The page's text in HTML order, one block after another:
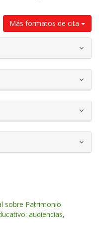
Más formatos de cita
sobre Patrimonio
audiencias,